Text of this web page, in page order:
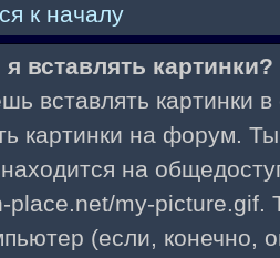
к началу
вставлять картинки?
вставлять картинки
картинки на форум.
находится на
place.net/my-picture.gif.
(если, конечно,